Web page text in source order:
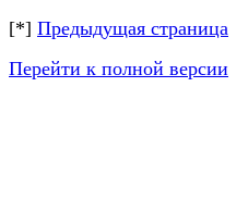
[*] Предыдущая страница
Перейти к полной версии